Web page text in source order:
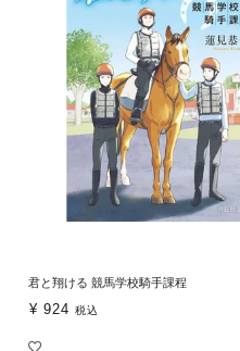
君と翔ける 競馬学校騎手課程
¥ 924 税込